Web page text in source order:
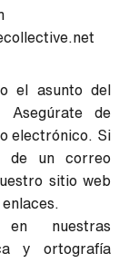
el asunto del
de
electrónico. Si
de un correo
sitio web
nuestras
y ortografía